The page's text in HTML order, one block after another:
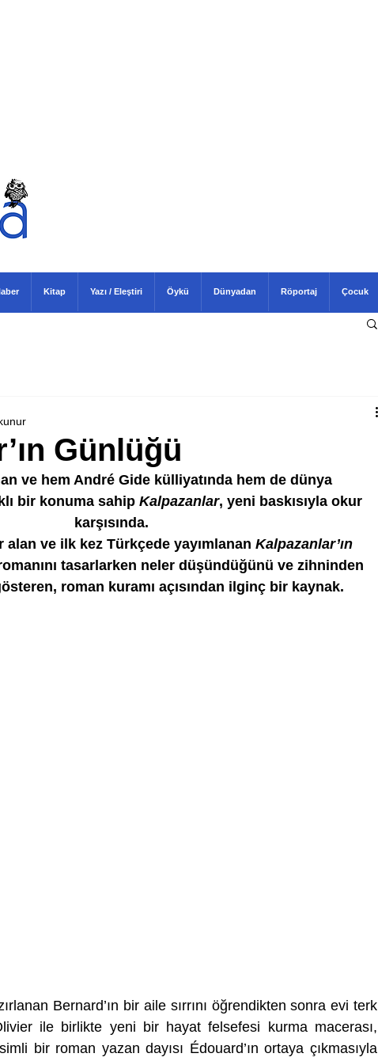
Günlüğü
ve hem André Gide külliyatında hem de dünya
bir konuma sahip Kalpazanlar, yeni baskısıyla okur
karşısında.
alan ve ilk kez Türkçede yayımlanan Kalpazanlar’ın
tasarlarken neler düşündüğünü ve zihninden
roman kuramı açısından ilginç bir kaynak.
Bernard’ın bir aile sırrını öğrendikten sonra evi terk
ile birlikte yeni bir hayat felsefesi kurma macerası,
bir roman yazan dayısı Édouard’ın ortaya çıkmasıyla
Kitap Yazı / Eleştiri Öykü Dünyadan Röportaj Çocuk